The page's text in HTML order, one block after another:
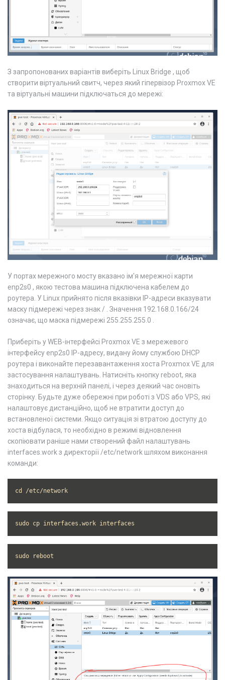
З запропонованих варіантів виберіть Linux Bridge , щоб
створити віртуальний свитч, через який гіпервізор Proxmox VE
та віртуальні машини підключаться до мережі:
У портах мережного мосту вказано ім'я мережної карти
enp2s0 , якою тестова машина підключена кабелем до
роутера. У Linux прийнято після вказівки IP-адреси вказувати
маску підмережі через знак / . Значення 192.168.0.166/24
означає, що маска підмережі 255.255.255.0 .
Приберіть у WEB-інтерфейсі Proxmox VE з мережевого
інтерфейсу enp2s0 IP-адресу, видану йому службою DHCP
роутера і виконайте перезавантаження хоста Proxmox VE для
застосування налаштувань. Натисніть кнопку reboot, яка
знаходиться на верхній панелі, і через деякий час оновіть
сторінку. Будьте дуже обережні при роботі з VDS або VPS, які
налаштовує дистанційно, щоб не втратити доступ до
встановленої системи. Якщо ситуація зі втратою доступу до
хоста відбулася, то необхідно в режимі відновлення
скопіювати раніше нами створений файл налаштувань
interfaces.work з директорії /etc/network шляхом виконання
команди:
cd /etc/network
sudo cp interfaces.work interfaces
sudo reboot